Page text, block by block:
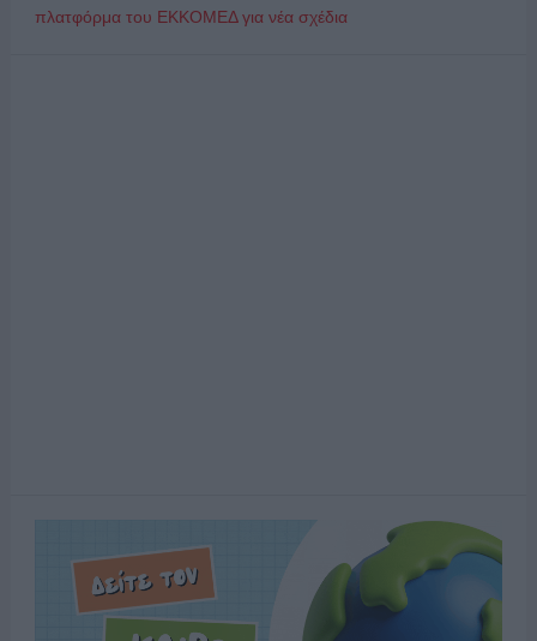
πλατφόρμα του ΕΚΚΟΜΕΔ για νέα σχέδια